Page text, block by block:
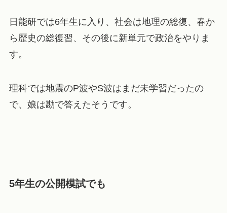
日能研では6年生に入り、社会は地理の総復、春か
ら歴史の総復習、その後に新単元で政治をやりま
す。
理科では地震のP波やS波はまだ未学習だったの
で、娘は勘で答えたそうです。
5年生の公開模試でも